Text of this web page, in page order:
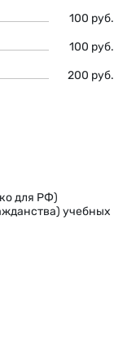
100 руб.
100 руб.
200 руб.
для РФ)
учебных